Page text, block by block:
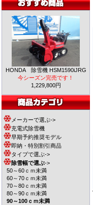
HONDA 除雪機 HSM1590iJRG
今シーズン完売です！
1,229,800円
メーカーで選ぶ->
充電式除雪機
早期予約推奨モデル
即納・特別割引商品
タイプで選ぶ->
除雪幅で選ぶ->
50～60ｃｍ未満
60～70ｃｍ未満
70～80ｃｍ未満
80～90ｃｍ未満
90～100ｃｍ未満